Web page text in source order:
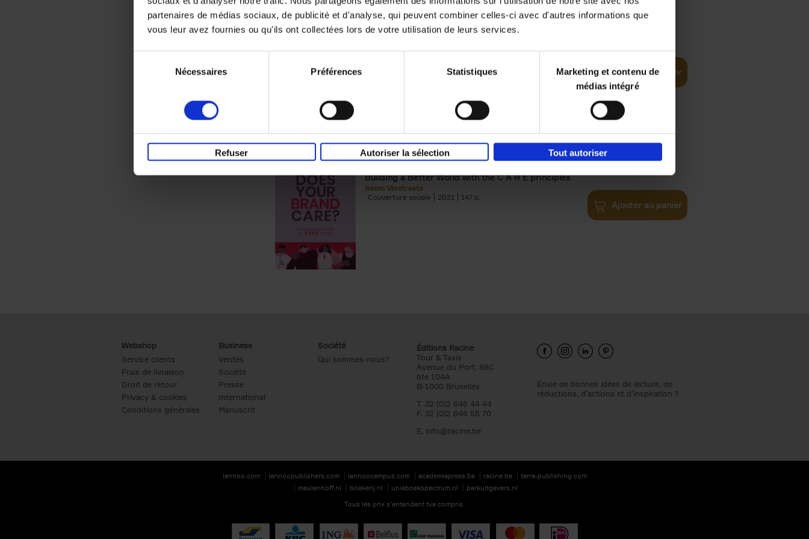
partenaires de médias sociaux, de publicité et d'analyse, qui peuvent combiner celles-ci avec d'autres informations que
vous leur avez fournies ou qu'ils ont collectées lors de votre utilisation de leurs services.
Nécessaires Préférences Statistiques
Marketing et contenu de
médias intégré
Refuser Autoriser la sélection Tout autoriser
Digital marketing like a PRO -
completely revised edition
Ajouter au panier
Does Your Brand Care?
Building a Better World with the C A R E principles
Isabel Verstraete
Couverture souple
2021 147
€34,99
Ajouter au panier
Webshop
Service clients
Frais de livraison
Droit de retour
Privacy & cookies
Conditions générales
Business
Ventes
Société
Presse
International
Manuscrit
Société
Qui sommes-nous?
Éditions Racine
Tour & Taxis
Avenue du Port, 86C
bte 104A
B-1000 Bruxelles
T. 32 (0)2 646 44 44
F. 32 (0)2 646 55 70
E. info@racine.be
Envie de bonnes idées de lecture, de
réductions, d’actions et d’inspiration ?
lannoo.com lannoopublishers.com lannoocampus.com academiapress.be racine.be
terra-publishing.com
meulenhoff.nl
boekerij.nl unieboekspectrum.nl
parkuitgevers.nl
Tous les prix s’entendent tva compris.